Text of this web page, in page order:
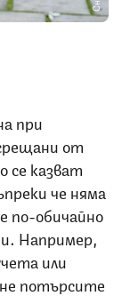
при
от
се казват
че няма
по-обичайно
Например,
или
не потърсите